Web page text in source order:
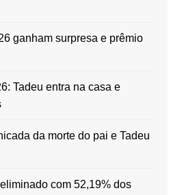
ganham surpresa e prêmio
Tadeu entra na casa e
da morte do pai e Tadeu
com 52,19% dos